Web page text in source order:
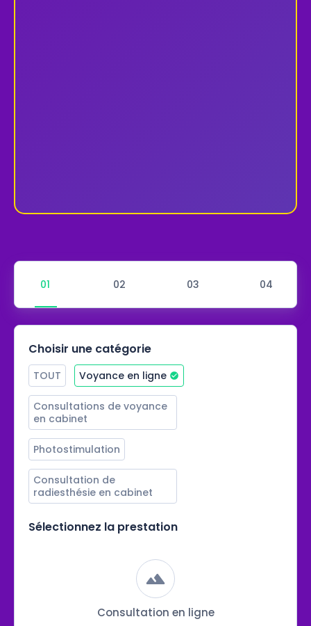
Choisir une catégorie
TOUT Voyance en ligne
Consultations de voyance
en cabinet
Photostimulation
Consultation de
radiesthésie en cabinet
Sélectionnez la prestation
Consultation en ligne